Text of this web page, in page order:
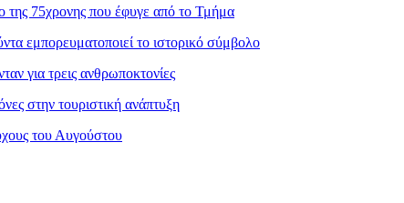
της 75χρονης που έφυγε από το Τμήμα
εμπορευματοποιεί το ιστορικό σύμβολο
για τρεις ανθρωποκτονίες
στην τουριστική ανάπτυξη
του Αυγούστου